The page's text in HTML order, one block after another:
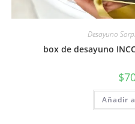
Desayuno
box de desayuno
$
Añadir